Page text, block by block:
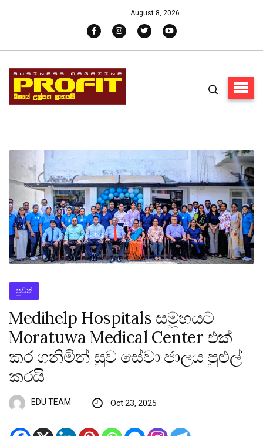
August 8, 2026
පුවත්
Medihelp Hospitals සමූහයට
Moratuwa Medical Center එක්
කර ගනිමින් සුව සේවා ජාලය පුළුල්
කරයි
EDU TEAM Oct 23, 2025